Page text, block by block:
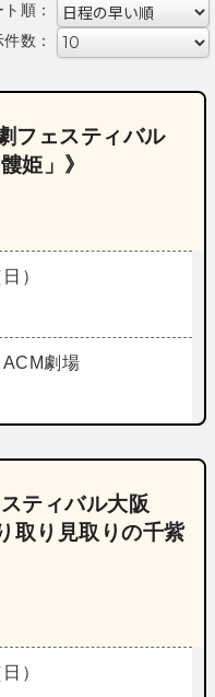
順：
数：
フェスティバル
姫」》
）
劇場
ティバル大阪
取り見取りの千紫
）